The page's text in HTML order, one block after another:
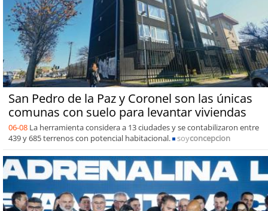
San Pedro de la Paz y Coronel son las únicas
comunas con suelo para levantar viviendas
06-08 La herramienta considera a 13 ciudades y se contabilizaron entre
439 y 685 terrenos con potencial habitacional.
soyconcepcion